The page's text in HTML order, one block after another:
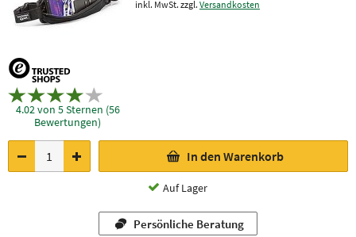
4.02 von 5 Sternen (56
Bewertungen)
inkl. MwSt. zzgl. Versandkosten
In den Warenkorb
Auf Lager
Persönliche Beratung